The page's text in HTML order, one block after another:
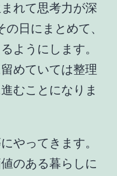
れて思考力が深
日にまとめて、
ようにします。
めていては整理
むことになりま
やってきます。
のある暮らしに